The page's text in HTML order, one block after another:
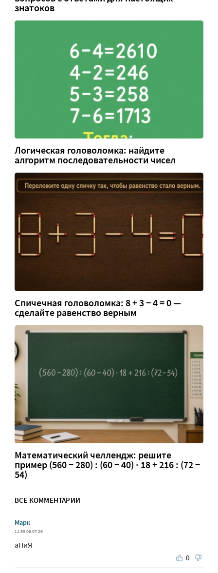
знатоков
Логическая головоломка: найдите
алгоритм последовательности чисел
Спичечная головоломка: 8 + 3 − 4 = 0 —
сделайте равенство верным
Математический челлендж: решите
пример (560 − 280) : (60 − 40) · 18 + 216 : (72 −
54)
ВСЕ КОММЕНТАРИИ
Марк
11:59 06.07.26
аПиЯ
0